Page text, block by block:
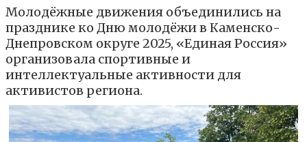
Молодёжные движения объединились на
празднике ко Дню молодёжи в Каменско-
Днепровском округе 2025, «Единая Россия»
организовала спортивные и
интеллектуальные активности для
активистов региона.